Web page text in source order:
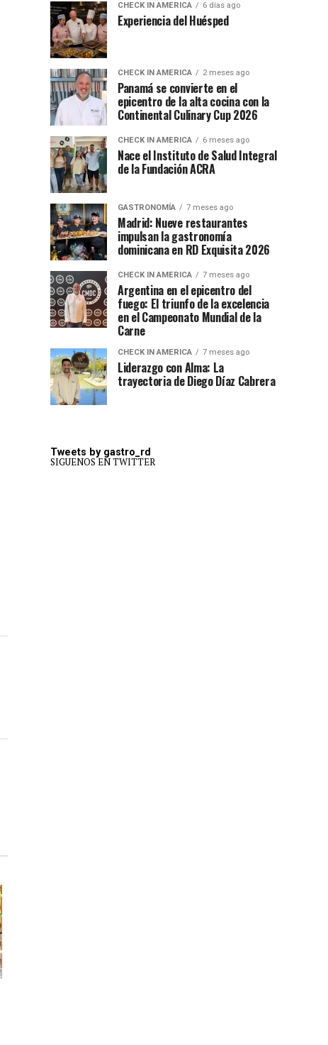
CHECK IN AMERICA 6 días ago
Experiencia del Huésped
CHECK IN AMERICA 2 meses ago
Panamá se convierte en el
epicentro de la alta cocina con la
Continental Culinary Cup 2026
CHECK IN AMERICA 6 meses ago
Nace el Instituto de Salud Integral
de la Fundación ACRA
GASTRONOMÍA 7 meses ago
Madrid: Nueve restaurantes
impulsan la gastronomía
dominicana en RD Exquisita 2026
CHECK IN AMERICA 7 meses ago
Argentina en el epicentro del
fuego: El triunfo de la excelencia
en el Campeonato Mundial de la
Carne
CHECK IN AMERICA 7 meses ago
Liderazgo con Alma: La
trayectoria de Diego Díaz Cabrera
Tweets by gastro_rd
SIGUENOS EN TWITTER